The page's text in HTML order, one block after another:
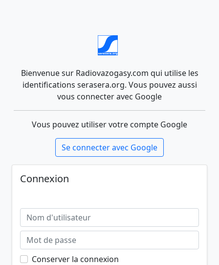
Bienvenue sur Radiovazogasy.com qui utilise les
identifications serasera.org. Vous pouvez aussi
vous connecter avec Google
Vous pouvez utiliser votre compte Google
Se connecter avec Google
Connexion
Conserver la connexion